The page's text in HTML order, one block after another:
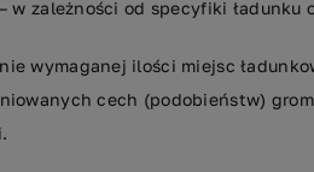
w zależności od specyfiki ładunku
wymaganej ilości miejsc
cech (podobieństw)